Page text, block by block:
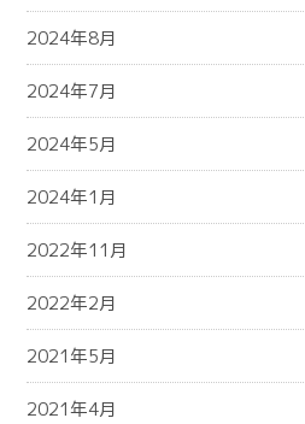
2024年8月
2024年7月
2024年5月
2024年1月
2022年11月
2022年2月
2021年5月
2021年4月